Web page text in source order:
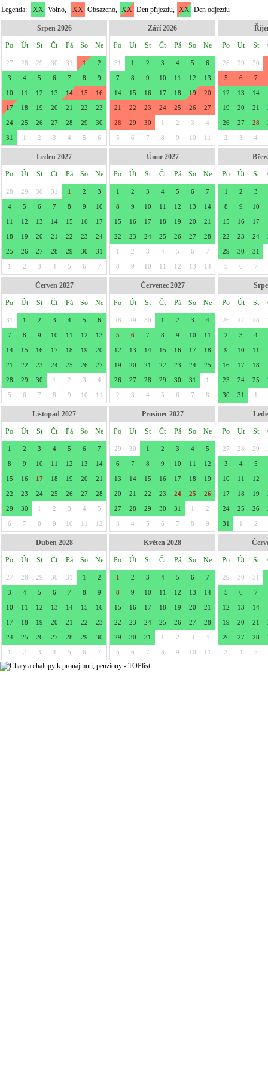
Legenda: XX Volno, XX Obsazeno, XX Den příjezdu, XX Den odjezdu
Srpen 2026
Po Út St Čt Pá So Ne
27 28 29 30 31 1 2
3 4 5 6 7 8 9
10 11 12 13 14 15 16
17 18 19 20 21 22 23
24 25 26 27 28 29 30
31 1 2 3 4 5 6
Září 2026
Po Út St Čt Pá So Ne
31 1 2 3 4 5 6
7 8 9 10 11 12 13
14 15 16 17 18 19 20
21 22 23 24 25 26 27
28 29 30 1 2 3 4
5 6 7 8 9 10 11
Po Út St
28 29 30
5 6 7
12 13 14
19 20 21
26 27 28
2 3 4
Leden 2027
Po Út St Čt Pá So Ne
28 29 30 31 1 2 3
4 5 6 7 8 9 10
11 12 13 14 15 16 17
18 19 20 21 22 23 24
25 26 27 28 29 30 31
1 2 3 4 5 6 7
Únor 2027
Po Út St Čt Pá So Ne
1 2 3 4 5 6 7
8 9 10 11 12 13 14
15 16 17 18 19 20 21
22 23 24 25 26 27 28
1 2 3 4 5 6 7
8 9 10 11 12 13 14
Po Út St
1 2 3
8 9 10
15 16 17
22 23 24
29 30 31
5 6 7
Červen 2027
Po Út St Čt Pá So Ne
31 1 2 3 4 5 6
7 8 9 10 11 12 13
14 15 16 17 18 19 20
21 22 23 24 25 26 27
28 29 30 1 2 3 4
5 6 7 8 9 10 11
Červenec 2027
Po Út St Čt Pá So Ne
28 29 30 1 2 3 4
5 6 7 8 9 10 11
12 13 14 15 16 17 18
19 20 21 22 23 24 25
26 27 28 29 30 31 1
2 3 4 5 6 7 8
Po Út St
26 27 28
2 3 4
9 10 11
16 17 18
23 24 25
30 31 1
Listopad 2027
Po Út St Čt Pá So Ne
1 2 3 4 5 6 7
8 9 10 11 12 13 14
15 16 17 18 19 20 21
22 23 24 25 26 27 28
29 30 1 2 3 4 5
6 7 8 9 10 11 12
Prosinec 2027
Po Út St Čt Pá So Ne
29 30 1 2 3 4 5
6 7 8 9 10 11 12
13 14 15 16 17 18 19
20 21 22 23 24 25 26
27 28 29 30 31 1 2
3 4 5 6 7 8 9
Po Út St
27 28 29
3 4 5
10 11 12
17 18 19
24 25 26
31 1 2
Duben 2028
Po Út St Čt Pá So Ne
27 28 29 30 31 1 2
3 4 5 6 7 8 9
10 11 12 13 14 15 16
17 18 19 20 21 22 23
24 25 26 27 28 29 30
1 2 3 4 5 6 7
Květen 2028
Po Út St Čt Pá So Ne
1 2 3 4 5 6 7
8 9 10 11 12 13 14
15 16 17 18 19 20 21
22 23 24 25 26 27 28
29 30 31 1 2 3 4
5 6 7 8 9 10 11
Po Út St
29 30 31
5 6 7
12 13 14
19 20 21
26 27 28
3 4 5